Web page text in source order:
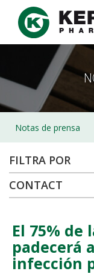
Pasar
contenido
Notas de prensa
FILTRA POR
CONTACT
El 75% de
padecerá
infección